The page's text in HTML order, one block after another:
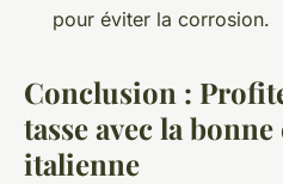
pour éviter la corrosion.
Conclusion :
tasse avec la
italienne